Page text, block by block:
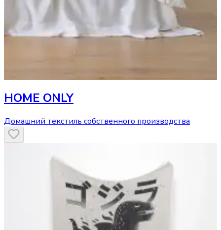
HOME ONLY
Домашний текстиль собственного производства